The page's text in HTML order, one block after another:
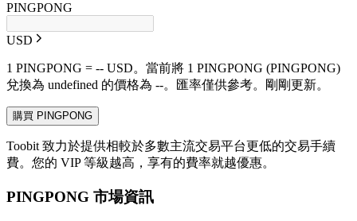
PINGPONG
USD
1 PINGPONG = -- USD。當前將 1 PINGPONG (PINGPONG)
兌換為 undefined 的價格為 --。匯率僅供參考。剛剛更新。
購買 PINGPONG
Toobit 致力於提供相較於多數主流交易平台更低的交易手續
費。您的 VIP 等級越高，享有的費率就越優惠。
PINGPONG 市場資訊